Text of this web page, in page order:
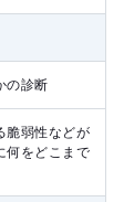
の診断
脆弱性などが
何をどこまで